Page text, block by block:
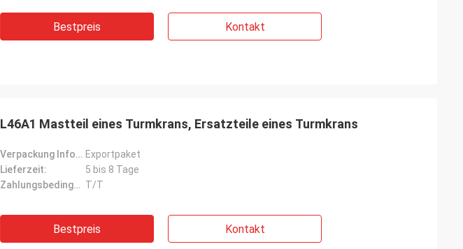
Bestpreis Kontakt
L46A1 Mastteil eines Turmkrans, Ersatzteile eines Turmkrans
Verpackung Informationen: Exportpaket
Lieferzeit:
5 bis 8 Tage
Zahlungsbedingungen: T/T
Bestpreis Kontakt